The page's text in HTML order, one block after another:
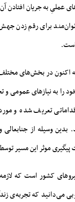
عملیِ به جریان افتادن
توان‌مند برای رقم
اکنون در بخش‌های
را به نیاز‌های عمومی
تعریف شده و
وسیله از جنابعالی
موثر این مسیر
کشور است که
می‌دانید که تجربه‌ی